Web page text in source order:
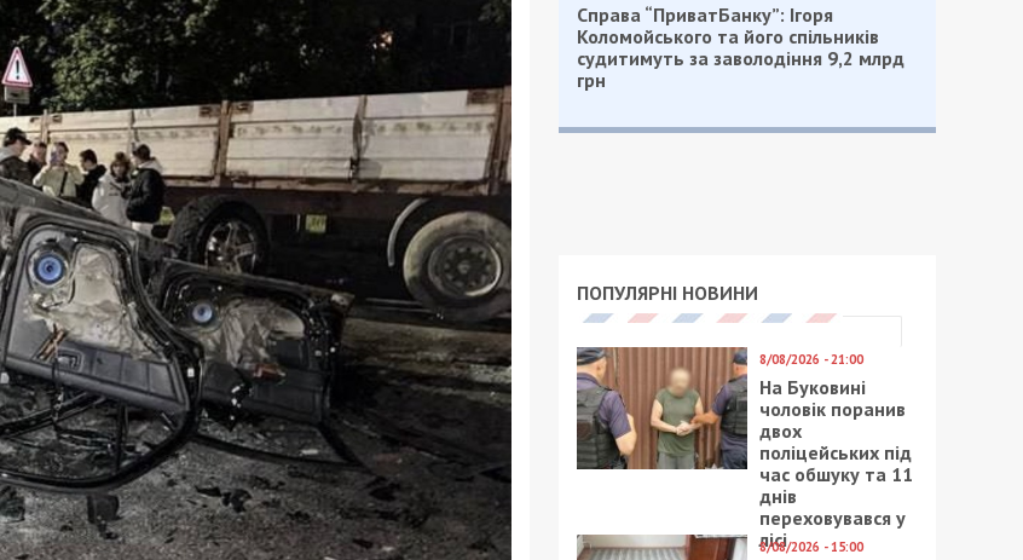
Справа “ПриватБанку”: Ігоря
Коломойського та його спільників
судитимуть за заволодіння 9,2 млрд
грн
ПОПУЛЯРНІ НОВИНИ
8/08/2026 - 21:00
На Буковині
чоловік поранив
двох
поліцейських під
час обшуку та 11
днів
переховувався у
лісі
8/08/2026 - 15:00